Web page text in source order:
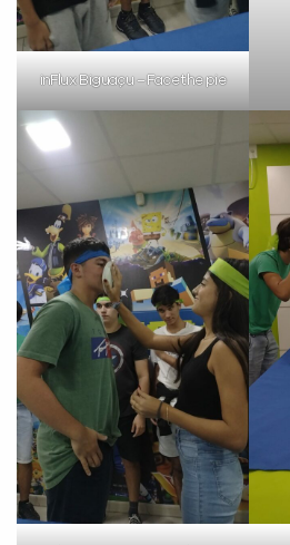
inFlux Biguaçu – Face the pie